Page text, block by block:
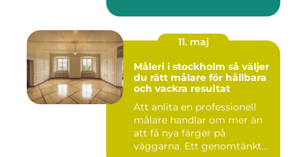
11. maj
Måleri i stockholm så väljer
du rätt målare för hållbara
och vackra resultat
Att anlita en professionell
målare handlar om mer än
att få nya färger på
väggarna. Ett genomtänkt